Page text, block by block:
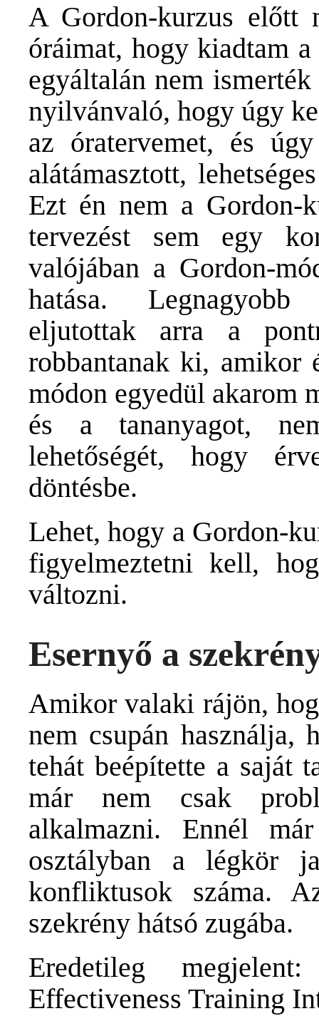
A Gordon-kurzus előtt
óráimat, hogy kiadtam
egyáltalán nem
nyilvánvaló, hogy úgy
az óratervemet, és
alátámasztott,
Ezt én nem a Gordon-
tervezést sem egy
valójában a Gordon-
hatása. Legnagyobb
eljutottak arra a
robbantanak ki, amikor
módon egyedül akarom
és a tananyagot,
lehetőségét, hogy
döntésbe.
Lehet, hogy a Gordon-
figyelmeztetni kell,
változni.
Esernyő a
Amikor valaki rájön,
nem csupán használja,
tehát beépítette a saját
már nem csak
alkalmazni. Ennél
osztályban a légkör
konfliktusok száma.
szekrény hátsó zugába.
Eredetileg
Effectiveness Training